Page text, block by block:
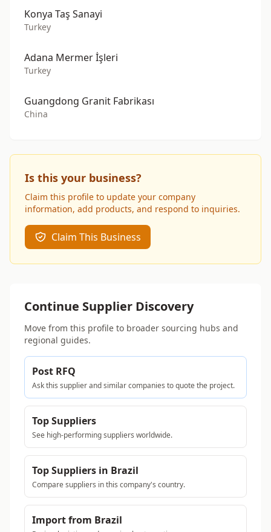
Konya Taş Sanayi
Turkey
Adana Mermer İşleri
Turkey
Guangdong Granit Fabrikası
China
Is this your business?
Claim this profile to update your company
information, add products, and respond to inquiries.
Claim This Business
Continue Supplier Discovery
Move from this profile to broader sourcing hubs and
regional guides.
Post RFQ
Ask this supplier and similar companies to quote the project.
Top Suppliers
See high-performing suppliers worldwide.
Top Suppliers in Brazil
Compare suppliers in this company's country.
Import from Brazil